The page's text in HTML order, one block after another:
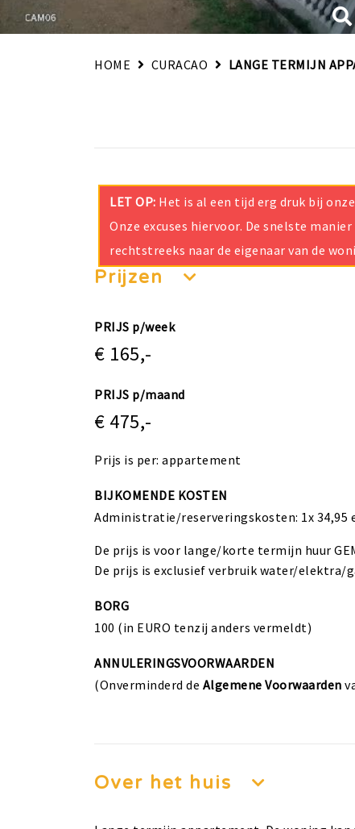
HOME CURACAO LANGE TERMIJN
LET OP: Het is al een tijd erg druk bij
Onze excuses hiervoor. De snelste
rechtstreeks naar de eigenaar van de
Prijzen
PRIJS p/week
€ 165,-
PRIJS p/maand
€ 475,-
Prijs is per: appartement
BIJKOMENDE KOSTEN
Administratie/reserveringskosten: 1x 34,95
De prijs is voor lange/korte termijn huur
De prijs is exclusief verbruik water/elektra/
BORG
100 (in EURO tenzij anders vermeldt)
ANNULERINGSVOORWAARDEN
(Onverminderd de Algemene Voorwaarden
Over het huis